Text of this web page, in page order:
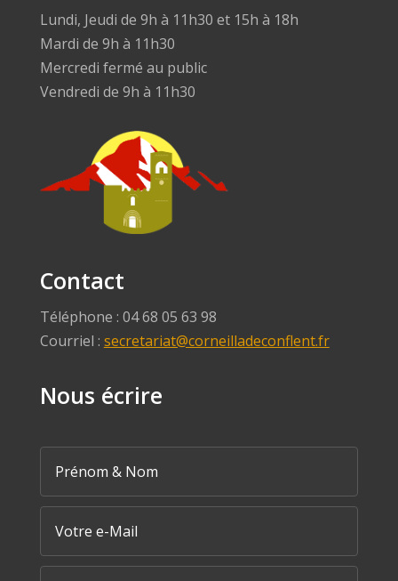
Lundi, Jeudi de 9h à 11h30 et 15h à 18h
Mardi de 9h à 11h30
Mercredi fermé au public
Vendredi de 9h à 11h30
Contact
Téléphone : 04 68 05 63 98
Courriel : secretariat@corneilladeconflent.fr
Nous écrire